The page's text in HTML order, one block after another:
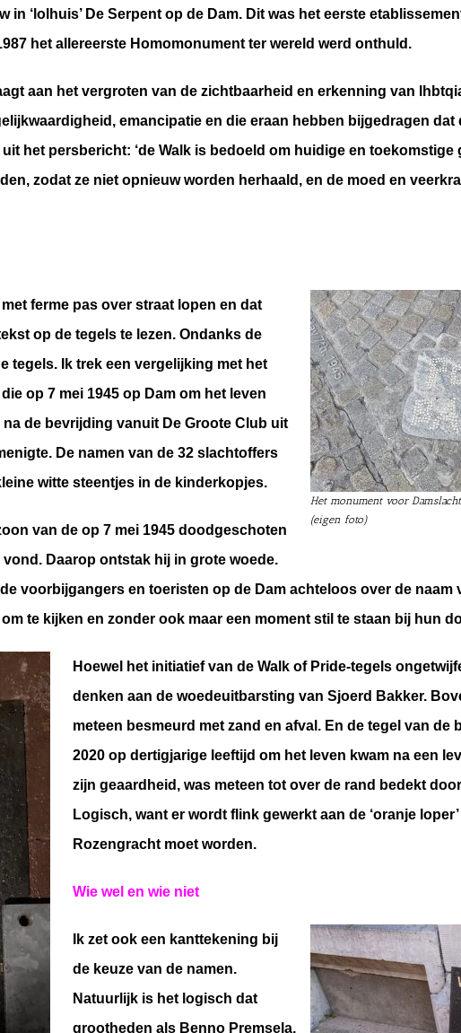
‘lolhuis’ De Serpent op de Dam. Dit was het eerste
het allereerste Homomonument ter wereld werd onthuld.
aan het vergroten van de zichtbaarheid en erkenning van
emancipatie en die eraan hebben bijgedragen dat
het persbericht: ‘de Walk is bedoeld om huidige en
zodat ze niet opnieuw worden herhaald, en de moed en
Het monument voor
(eigen foto)
ferme pas over straat lopen en dat
op de tegels te lezen. Ondanks de
tegels. Ik trek een vergelijking met het
op 7 mei 1945 op Dam om het leven
de bevrijding vanuit De Groote Club uit
De namen van de 32 slachtoffers
witte steentjes in de kinderkopjes.
van de op 7 mei 1945 doodgeschoten
Daarop ontstak hij in grote woede.
voorbijgangers en toeristen op de Dam achteloos over de naam
te kijken en zonder ook maar een moment stil te staan bij hun
Hoewel het initiatief van de Walk of Pride-tegels
denken aan de woedeuitbarsting van Sjoerd Bakker.
meteen besmeurd met zand en afval. En de tegel van de
2020 op dertigjarige leeftijd om het leven kwam na een
zijn geaardheid, was meteen tot over de rand bedekt
Logisch, want er wordt flink gewerkt aan de ‘oranje
Rozengracht moet worden.
Wie wel en wie niet
Ik zet ook een kanttekening bij
de keuze van de namen.
Natuurlijk is het logisch dat
grootheden als Benno Premsela,